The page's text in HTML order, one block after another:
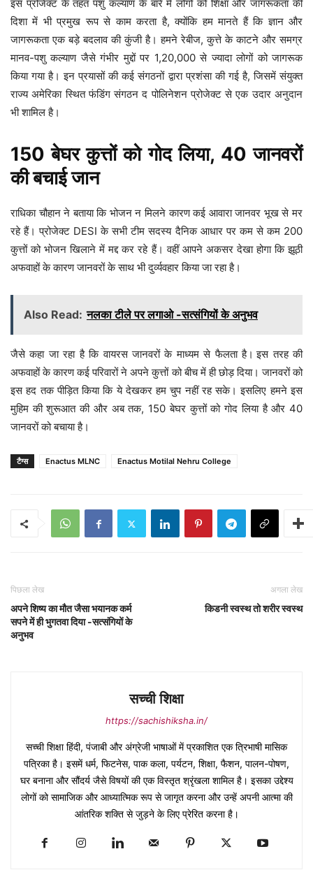
इस प्रोजेक्ट के तहत पशु कल्याण के बारे में लोगों को शिक्षा और जागरूकता की
दिशा में भी प्रमुख रूप से काम करता है, क्योंकि हम मानते हैं कि ज्ञान और
जागरूकता एक बड़े बदलाव की कुंजी है। हमने रेबीज, कुत्ते के काटने और समग्र
मानव-पशु कल्याण जैसे गंभीर मुद्दों पर 1,20,000 से ज्यादा लोगों को जागरूक
किया गया है। इन प्रयासों की कई संगठनों द्वारा प्रशंसा की गई है, जिसमें संयुक्त
राज्य अमेरिका स्थित फंडिंग संगठन द पोलिनेशन प्रोजेक्ट से एक उदार अनुदान
भी शामिल है।
150 बेघर कुत्तों को गोद लिया, 40 जानवरों
की बचाई जान
राधिका चौहान ने बताया कि भोजन न मिलने कारण कई आवारा जानवर भूख से मर
रहे हैं। प्रोजेक्ट DESI के सभी टीम सदस्य दैनिक आधार पर कम से कम 200
कुत्तों को भोजन खिलाने में मद्द कर रहे हैं। वहीं आपने अकसर देखा होगा कि झूठी
अफवाहों के कारण जानवरों के साथ भी दुर्व्यवहार किया जा रहा है।
Also Read: नलका टीले पर लगाओ -सत्संगियों के अनुभव
जैसे कहा जा रहा है कि वायरस जानवरों के माध्यम से फैलता है। इस तरह की
अफवाहों के कारण कई परिवारों ने अपने कुत्तों को बीच में ही छोड़ दिया। जानवरों को
इस हद तक पीड़ित किया कि ये देखकर हम चुप नहीं रह सके। इसलिए हमने इस
मुहिम की शुरूआत की और अब तक, 150 बेघर कुत्तों को गोद लिया है और 40
जानवरों को बचाया है।
टैग्स Enactus MLNC Enactus Motilal Nehru College
पिछला लेख
अपने शिष्य का मौत जैसा भयानक कर्म
सपने में ही भुगतवा दिया -सत्संगियों के
अनुभव
अगला लेख
किडनी स्वस्थ तो शरीर स्वस्थ
सच्ची शिक्षा
https://sachishiksha.in/
सच्ची शिक्षा हिंदी, पंजाबी और अंग्रेजी भाषाओं में प्रकाशित एक त्रिभाषी मासिक
पत्रिका है। इसमें धर्म, फिटनेस, पाक कला, पर्यटन, शिक्षा, फैशन, पालन-पोषण,
घर बनाना और सौंदर्य जैसे विषयों की एक विस्तृत श्रृंखला शामिल है। इसका उद्देश्य
लोगों को सामाजिक और आध्यात्मिक रूप से जागृत करना और उन्हें अपनी आत्मा की
आंतरिक शक्ति से जुड़ने के लिए प्रेरित करना है।